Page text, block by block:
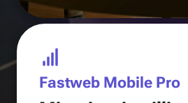
Fastweb Mobile Pro